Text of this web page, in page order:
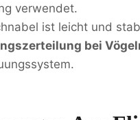
verwendet.
ist leicht und
bei